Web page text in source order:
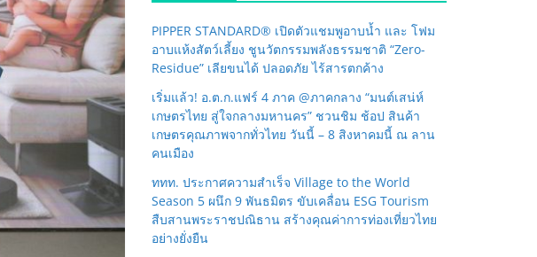
PIPPER STANDARD® เปิดตัวแชมพูอาบน้ำ และ โฟม
อาบแห้งสัตว์เลี้ยง ชูนวัตกรรมพลังธรรมชาติ “Zero-
Residue” เลียขนได้ ปลอดภัย ไร้สารตกค้าง
เริ่มแล้ว! อ.ต.ก.แฟร์ 4 ภาค @ภาคกลาง “มนต์เสน่ห์
เกษตรไทย สู่ใจกลางมหานคร” ชวนชิม ช้อป สินค้า
เกษตรคุณภาพจากทั่วไทย วันนี้ – 8 สิงหาคมนี้ ณ ลาน
คนเมือง
ททท. ประกาศความสำเร็จ Village to the World
Season 5 ผนึก 9 พันธมิตร ขับเคลื่อน ESG Tourism
สืบสานพระราชปณิธาน สร้างคุณค่าการท่องเที่ยวไทย
อย่างยั่งยืน